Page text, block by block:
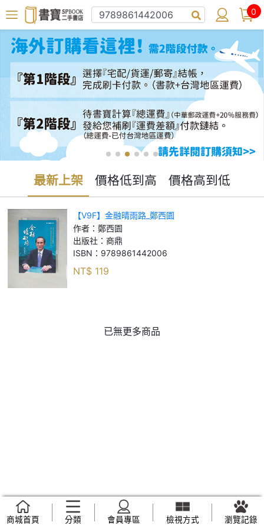
0
最新上架 價格低到高 價格高到低
【V9F】金融晴雨路_鄭西園
作者： 鄭西園
出版社： 商鼎
ISBN： 9789861442006
NT$ 119
已無更多商品
商城首頁 分類 會員專區 檢視方式 瀏覽記錄